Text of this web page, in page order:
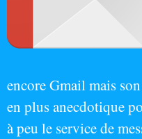
encore Gmail mais
en plus anecdotique
à peu le service de